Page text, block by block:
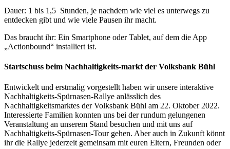
Dauer: 1 bis 1,5 Stunden, je nachdem wie viel es unterwegs zu
entdecken gibt und wie viele Pausen ihr macht.
Das braucht ihr: Ein Smartphone oder Tablet, auf dem die App
„Actionbound“ installiert ist.
Startschuss beim Nachhaltigkeits-markt der Volksbank Bühl
Entwickelt und erstmalig vorgestellt haben wir unsere interaktive
Nachhaltigkeits-Spürnasen-Rallye anlässlich des
Nachhaltigkeitsmarktes der Volksbank Bühl am 22. Oktober 2022.
Interessierte Familien konnten uns bei der rundum gelungenen
Veranstaltung an unserem Stand besuchen und mit uns auf
Nachhaltigkeits-Spürnasen-Tour gehen. Aber auch in Zukunft könnt
ihr die Rallye jederzeit gemeinsam mit euren Eltern, Freunden oder